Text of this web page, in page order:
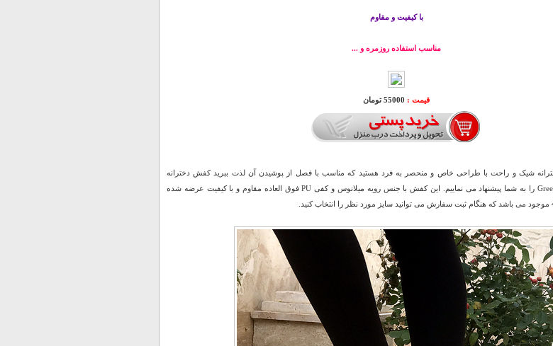
با کیفیت و مقاوم
مناسب استفاده روزمره و ...
قیمت : 55000 تومان
شیک و راحت با طراحی خاص و منحصر به فرد هستید که مناسب با فصل از پوشیدن آن لذت ببرید کفش دخترانه
ساقدار Reebok مدل Green را به شما پیشنهاد می نماییم. این کفش با جنس رویه میلانوس و کفی PU فوق العاده مقاوم و با کیفیت عرضه شده